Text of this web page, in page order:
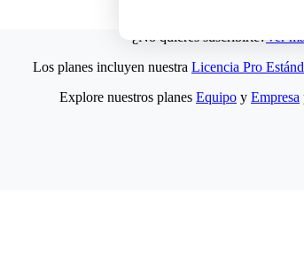
¿No quieres suscribirte?Ver
Los planes incluyen nuestra Licencia Pro
Explore nuestros planes Equipo y Empresa